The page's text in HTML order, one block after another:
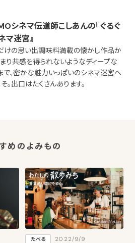
シネマ伝道師こしあんの『ぐるぐ
マ迷宮』
けの思い出調味料満載の懐かし作品か
まり共感を得られないようなディープな
で、密かな魅力いっぱいのシネマ迷宮へ
。出口はたくさんあります。
めのよみもの
たべる
2022/9/9